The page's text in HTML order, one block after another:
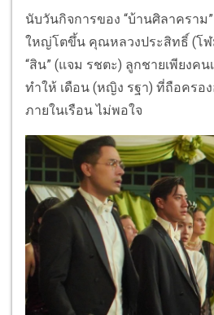
นับวันกิจการของ “บ้านศิลาคราม
ใหญ่โตขึ้น คุณหลวงประสิทธิ์ (โฬ
“สิน” (แจม รชตะ) ลูกชายเพียงค
ทำให้ เดือน (หญิง รฐา) ที่ถือครอง
ภายในเรือน ไม่พอใจ